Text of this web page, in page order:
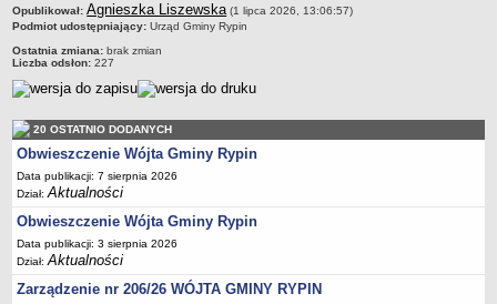
Rejestr instytucji kultury
AKTUALNOŚCI I OGŁOSZENIA
URZĄD GMINY
Tabela informacyjna
Czas pracy urzędu
Nr konta bankowego, NIP, REGON
Pracownicy urzędu - urząd gminy
Pracownicy urzędu - baza magazynowo - warsztatowa
Kompetencje referatów
Opublikował: Agnieszka Liszewska (1 lipca 2026, 13:06:57)
Podmiot udostępniający: Urząd Gminy Rypin
Ostatnia zmiana: brak zmian
Liczba odsłon: 227
20 OSTATNIO DODANYCH
Obwieszczenie Wójta Gminy Rypin
Data publikacji: 7 sierpnia 2026
Dział:Aktualności
Obwieszczenie Wójta Gminy Rypin
Data publikacji: 3 sierpnia 2026
Dział:Aktualności
Zarządzenie nr 206/26 WÓJTA GMINY RYPIN